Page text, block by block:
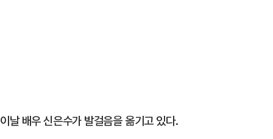
이날 배우 신은수가 발걸음을 옮기고 있다.